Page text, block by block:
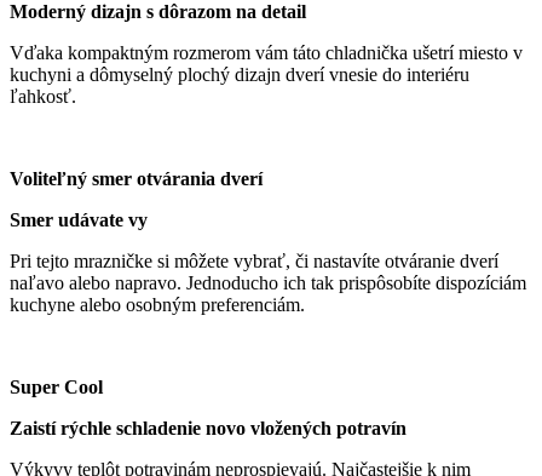
Moderný dizajn s dôrazom na detail
Vďaka kompaktným rozmerom vám táto chladnička ušetrí miesto v
kuchyni a dômyselný plochý dizajn dverí vnesie do interiéru
ľahkosť.
Voliteľný smer otvárania dverí
Smer udávate vy
Pri tejto mrazničke si môžete vybrať, či nastavíte otváranie dverí
naľavo alebo napravo. Jednoducho ich tak prispôsobíte dispozíciám
kuchyne alebo osobným preferenciám.
Super Cool
Zaistí rýchle schladenie novo vložených potravín
Výkyvy teplôt potravinám neprospievajú. Najčastejšie k nim